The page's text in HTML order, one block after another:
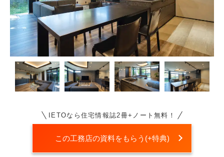
IETOなら住宅情報誌2冊+ノート無料！
この工務店の資料をもらう(+特典)